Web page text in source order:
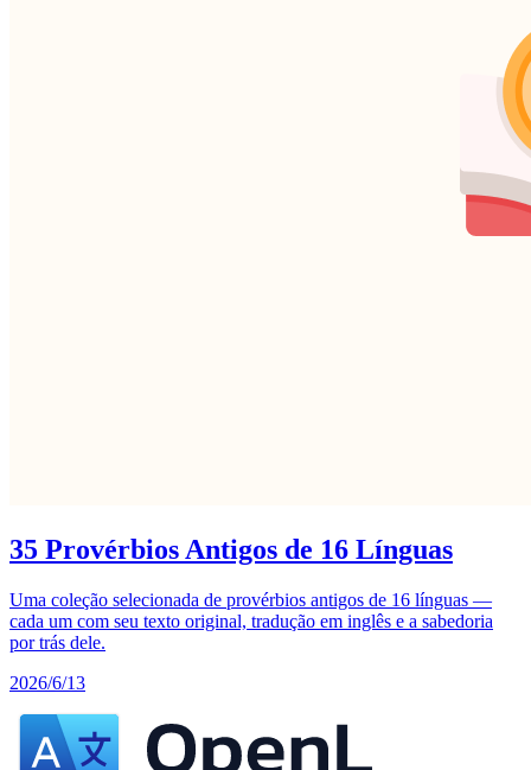
35 Provérbios Antigos de 16 Línguas
Uma coleção selecionada de provérbios antigos de 16 línguas —
cada um com seu texto original, tradução em inglês e a sabedoria
por trás dele.
2026/6/13